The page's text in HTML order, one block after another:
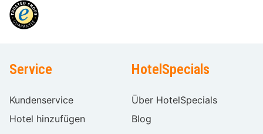
Service
Kundenservice
Hotel hinzufügen
HotelSpecials
Über HotelSpecials
Blog